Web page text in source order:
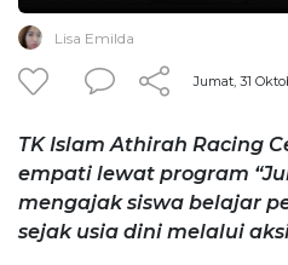
Lisa Emilda
Jumat, 31
TK Islam Athirah Racing
empati lewat program
mengajak siswa belajar
sejak usia dini melalui